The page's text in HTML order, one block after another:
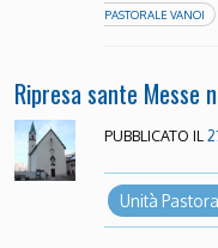
PASTORALE VANOI
Ripresa sante Messe
PUBBLICATO IL
Unità